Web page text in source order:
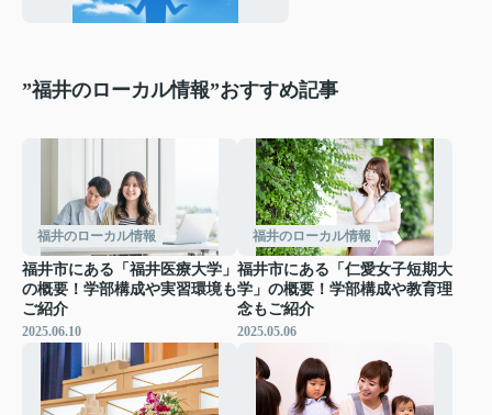
”福井のローカル情報”おすすめ記事
福井のローカル情報
福井市にある「福井医療大学」
の概要！学部構成や実習環境も
ご紹介
2025.06.10
福井のローカル情報
福井市にある「仁愛女子短期大
学」の概要！学部構成や教育理
念もご紹介
2025.05.06